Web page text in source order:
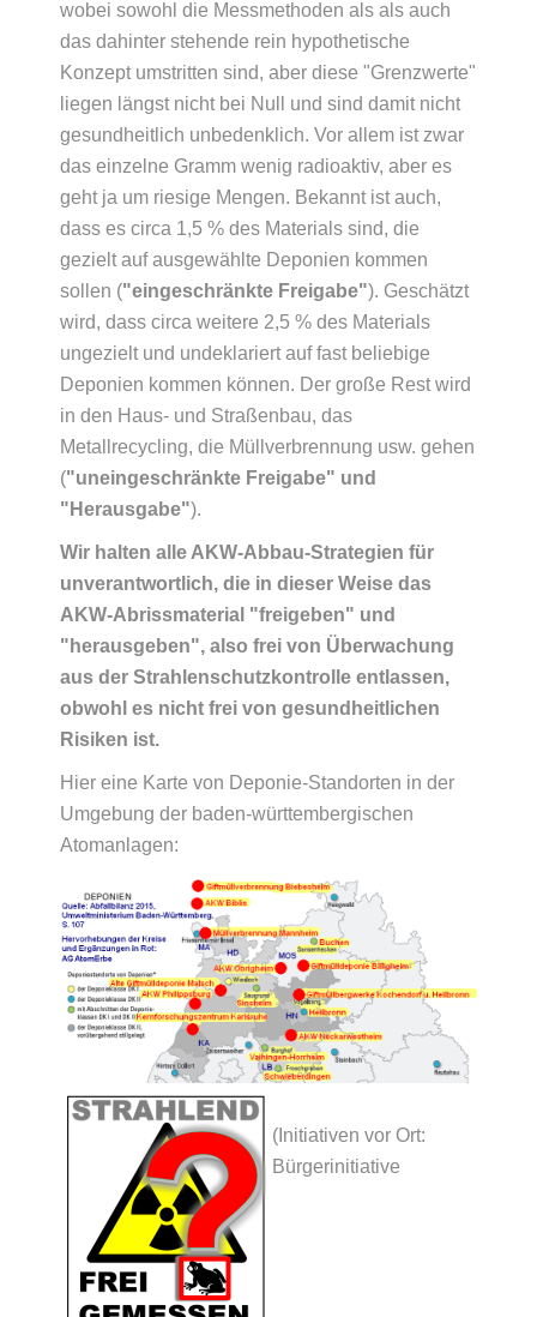
wobei sowohl die Messmethoden als als auch
das dahinter stehende rein hypothetische
Konzept umstritten sind, aber diese "Grenzwerte"
liegen längst nicht bei Null und sind damit nicht
gesundheitlich unbedenklich. Vor allem ist zwar
das einzelne Gramm wenig radioaktiv, aber es
geht ja um riesige Mengen. Bekannt ist auch,
dass es circa 1,5 % des Materials sind, die
gezielt auf ausgewählte Deponien kommen
sollen ("eingeschränkte Freigabe"). Geschätzt
wird, dass circa weitere 2,5 % des Materials
ungezielt und undeklariert auf fast beliebige
Deponien kommen können. Der große Rest wird
in den Haus- und Straßenbau, das
Metallrecycling, die Müllverbrennung usw. gehen
("uneingeschränkte Freigabe" und
"Herausgabe").
Wir halten alle AKW-Abbau-Strategien für
unverantwortlich, die in dieser Weise das
AKW-Abrissmaterial "freigeben" und
"herausgeben", also frei von Überwachung
aus der Strahlenschutzkontrolle entlassen,
obwohl es nicht frei von gesundheitlichen
Risiken ist.
Hier eine Karte von Deponie-Standorten in der
Umgebung der baden-württembergischen
Atomanlagen:
(Initiativen vor Ort:
Bürgerinitiative